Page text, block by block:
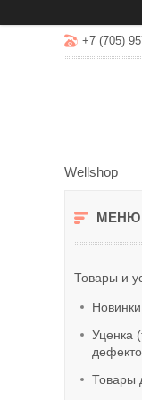
+7 (705)
Wellshop
Товары и
Уценка
Товары